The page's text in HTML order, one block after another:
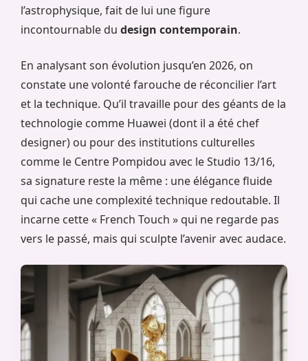
l’astrophysique, fait de lui une figure
incontournable du design contemporain.
En analysant son évolution jusqu’en 2026, on
constate une volonté farouche de réconcilier l’art
et la technique. Qu’il travaille pour des géants de la
technologie comme Huawei (dont il a été chef
designer) ou pour des institutions culturelles
comme le Centre Pompidou avec le Studio 13/16,
sa signature reste la même : une élégance fluide
qui cache une complexité technique redoutable. Il
incarne cette « French Touch » qui ne regarde pas
vers le passé, mais qui sculpte l’avenir avec audace.